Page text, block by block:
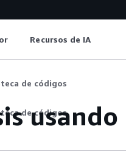
Recursos de IA
de códigos
de códigos
usando